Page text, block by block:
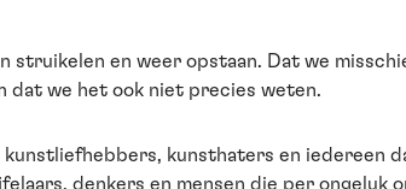
struikelen en weer opstaan. Dat we
dat we het ook niet precies weten.
kunstliefhebbers, kunsthaters en iedereen
denkers en mensen die per ongeluk